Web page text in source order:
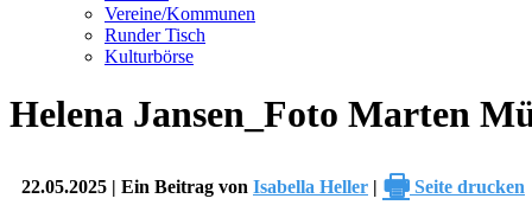
Vereine/Kommunen
Runder Tisch
Kulturbörse
Helena Jansen_Foto Marten
22.05.2025 | Ein Beitrag von Isabella Heller | 🖶 Seite drucken